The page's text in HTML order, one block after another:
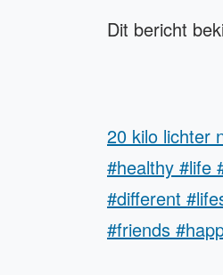
Dit bericht
20 kilo lichter
#healthy #life
#different
#friends